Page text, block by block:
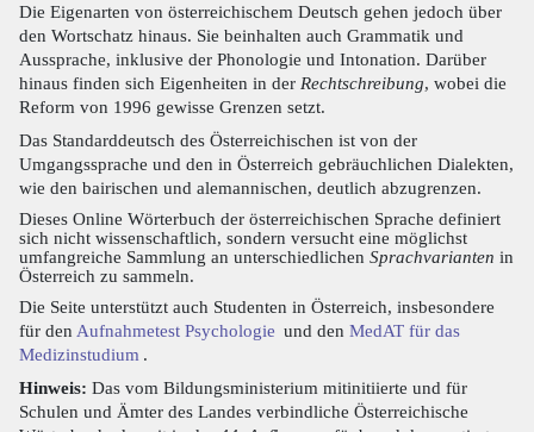
Die Eigenarten von österreichischem Deutsch gehen jedoch über
den Wortschatz hinaus. Sie beinhalten auch Grammatik und
Aussprache, inklusive der Phonologie und Intonation. Darüber
hinaus finden sich Eigenheiten in der Rechtschreibung, wobei die
Reform von 1996 gewisse Grenzen setzt.
Das Standarddeutsch des Österreichischen ist von der
Umgangssprache und den in Österreich gebräuchlichen Dialekten,
wie den bairischen und alemannischen, deutlich abzugrenzen.
Dieses Online Wörterbuch der österreichischen Sprache definiert
sich nicht wissenschaftlich, sondern versucht eine möglichst
umfangreiche Sammlung an unterschiedlichen Sprachvarianten in
Österreich zu sammeln.
Die Seite unterstützt auch Studenten in Österreich, insbesondere
für den Aufnahmetest Psychologie und den MedAT für das
Medizinstudium .
Hinweis: Das vom Bildungsministerium mitinitiierte und für
Schulen und Ämter des Landes verbindliche Österreichische